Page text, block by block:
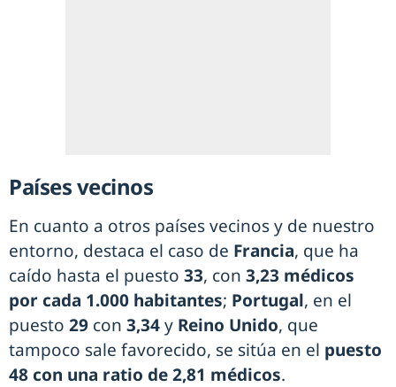
Países vecinos
En cuanto a otros países vecinos y de nuestro
entorno, destaca el caso de Francia, que ha
caído hasta el puesto 33, con 3,23 médicos
por cada 1.000 habitantes; Portugal, en el
puesto 29 con 3,34y Reino Unido, que
tampoco sale favorecido, se sitúa en el puesto
48 con una ratio de 2,81 médicos.